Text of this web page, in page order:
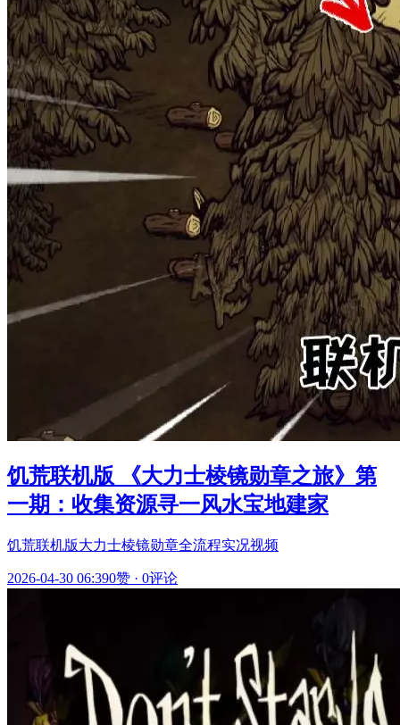
饥荒联机版 《大力士棱镜勋章之旅》第
一期：收集资源寻一风水宝地建家
饥荒联机版大力士棱镜勋章全流程实况视频
2026-04-30 06:390赞 · 0评论